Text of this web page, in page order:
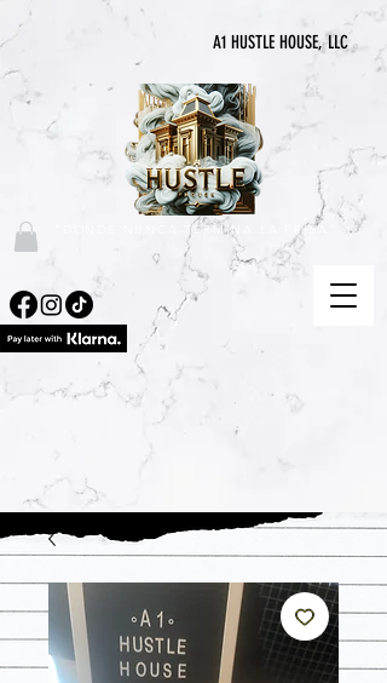
A1 HUSTLE HOUSE, LLC
"DONDE NUNCA TERMINA LA PRISA"